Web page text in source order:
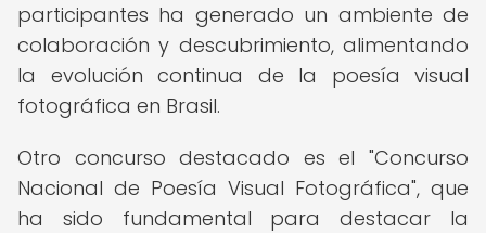
participantes ha generado un ambiente de
colaboración y descubrimiento, alimentando
la evolución continua de la poesía visual
fotográfica en Brasil.
Otro concurso destacado es el "Concurso
Nacional de Poesía Visual Fotográfica", que
ha sido fundamental para destacar la